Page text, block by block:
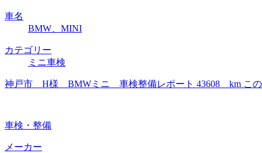
車名
BMW、MINI
カテゴリー
ミニ車検
神戸市 H様 BMWミニ 車検整備レポート 43608 km この
車検・整備
メーカー